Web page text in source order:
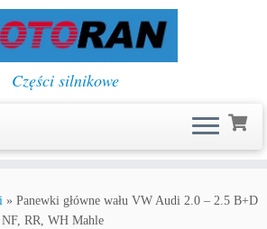
Części silnikowe
» Panewki główne wału VW Audi 2.0 – 2.5 B+D
RR, WH Mahle